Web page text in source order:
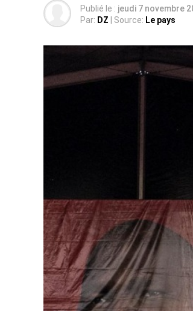
Publié le : jeudi 7 novembre
Par: DZ | Source: Le pays